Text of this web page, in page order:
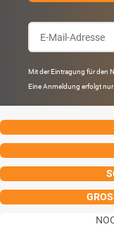
Mit der Eintragung für den
Eine Anmeldung erfolgt